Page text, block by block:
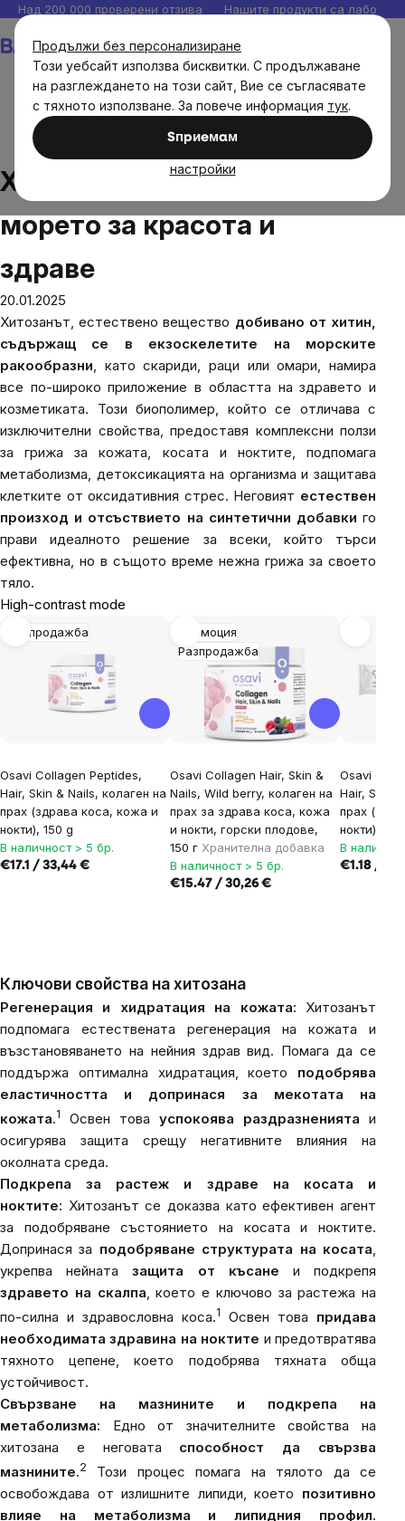
Продължи без персонализиране
Този уебсайт използва бисквитки. С продължаване
на разглеждането на този сайт, Вие се съгласявате
с тяхното използване. За повече информация тук.
Sпpиeмaм
настройки
Прескочи
към
съдържанието
Над 200 000 проверени отзива Нашите продукти са
Хитозан: Подарък от морето за красота и
здраве
Хитозан: Подарък от
морето за красота и
здраве
20.01.2025
Хитозанът, естествено вещество добивано от хитин,
съдържащ се в екзоскелетите на морските
ракообразни, като скариди, раци или омари, намира
все по-широко приложение в областта на здравето и
козметиката. Този биополимер, който се отличава с
изключителни свойства, предоставя комплексни ползи
за грижа за кожата, косата и ноктите, подпомага
метаболизма, детоксикацията на организма и защитава
клетките от оксидативния стрес. Неговият естествен
произход и отсъствието на синтетични добавки го
прави идеалното решение за всеки, който търси
ефективна, но в същото време нежна грижа за своето
тяло.
High-contrast mode
Разпродажба
Osavi Collagen Peptides,
Hair, Skin & Nails, колаген на
прах (здрава коса, кожа и
нокти), 150 g
В наличност > 5 бр.
€17.1 / 33,44 €
Промоция
Разпродажба
Osavi Collagen Hair, Skin &
Nails, Wild berry, колаген на
прах за здрава коса, кожа
и нокти, горски плодове,
150 г Хранителна добавка
В наличност > 5 бр.
€15.47 / 30,26 €
Osavi
Hair, Skin
прах
нокти), 2,5
В
€1.18 /
Ключови свойства на хитозана
Регенерация и хидратация на кожата: Хитозанът
подпомага естествената регенерация на кожата и
възстановяването на нейния здрав вид. Помага да се
поддържа оптимална хидратация, което подобрява
еластичността и допринася за мекотата на
кожата.1 Освен това успокоява раздразненията и
осигурява защита срещу негативните влияния на
околната среда.
Подкрепа за растеж и здраве на косата и
ноктите: Хитозанът се доказва като ефективен агент
за подобряване състоянието на косата и ноктите.
Допринася за подобряване структурата на косата,
укрепва нейнатазащита от късане и подкрепя
здравето на скалпа, което е ключово за растежа на
по-силна и здравословна коса.1 Освен това придава
необходимата здравина на ноктите и предотвратява
тяхното цепене, което подобрява тяхната обща
устойчивост.
Свързване на мазнините и подкрепа на
метаболизма: Едно от значителните свойства на
хитозана е неговата способност да свързва
мазнините.2
Този процес помага на тялото да се
освобождава от излишните липиди, което позитивно
влияе на метаболизма и липидния профил.